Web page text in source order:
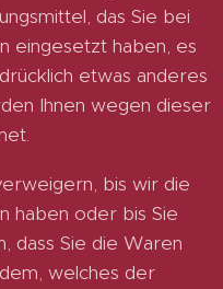
das Sie bei
eingesetzt haben, es
etwas anderes
Ihnen wegen dieser
bis wir die
haben oder bis Sie
dass Sie die Waren
welches der